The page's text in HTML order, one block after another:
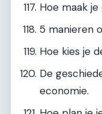
Hoe maak
5 manieren
Hoe kies je
De
economie.